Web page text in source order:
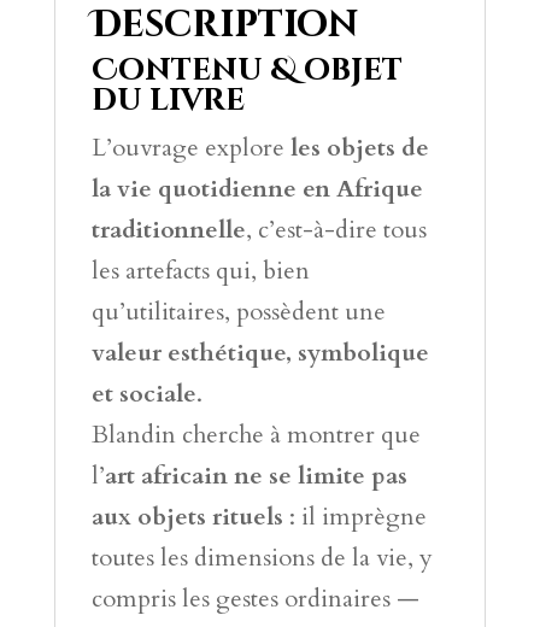
(1996)
e
Description
Contenu & objet
du livre
L’ouvrage explore les objets de
la vie quotidienne en Afrique
traditionnelle, c’est-à-dire tous
les artefacts qui, bien
qu’utilitaires, possèdent une
valeur esthétique, symbolique
et sociale.
Blandin cherche à montrer que
l’art africain ne se limite pas
aux objets rituels : il imprègne
toutes les dimensions de la vie, y
compris les gestes ordinaires —